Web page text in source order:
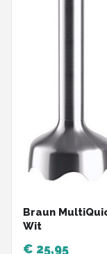
Braun
Wit
€ 25,95